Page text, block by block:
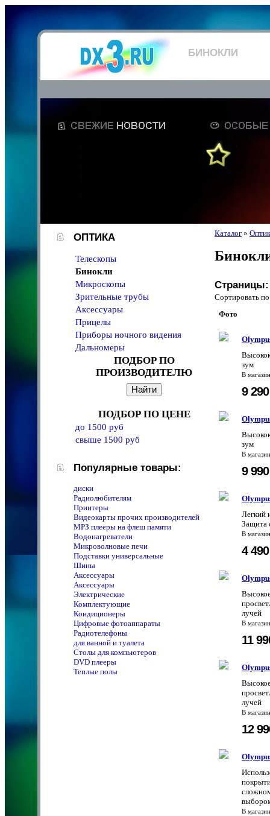
БИНОКЛИ
ОПТИКА
Телескопы
Бинокли
Микроскопы
Зрительные трубы
Аксессуары
Прицелы
Приборы ночного видения
Дальномеры
ПОДБОР ПО
ПРОИЗВОДИТЕЛЮ
ПОДБОР ПО ЦЕНЕ
до 1500 руб
свыше 1500 руб
Популярные товары:
диски
Радиолюбителям
Принтеры
Видеокарты прочих производителей
MPЗ плееры на флеш памяти
Водонагреватели
Микроволновые печи
Подставки универсальные
Шины
Аксессуары
Аксессуары
Электрические
Комплектующие
Кондиционеры
Цифровые фотоаппараты
Радиотелефоны
для ванной и туалета
Столы для компьютеров
DVD плееры
Теплые полы
Каталог »
Страницы:
Сортировать
Фото
зум
В
9
зум
В
9
Легкий
Защита
В
4
лучей
В
11
лучей
В
12
В